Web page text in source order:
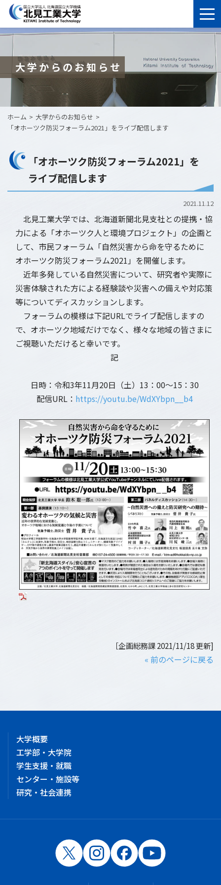
大学からのお知らせ
ホーム
大学からのお知らせ
「オホーツク防災フォーラム2021」をライブ配信します
「オホーツク防災フォーラム2021」を
ライブ配信します
2021.11.12
北見工業大学では、北海道新聞北見支社との提携・協
力による「オホーツク人と環境プロジェクト」の企画と
して、市民フォーラム「自然災害から命を守るために
オホーツク防災フォーラム2021」を開催します。
近年多発している自然災害について、研究者や実際に
災害体験された方による経験談や災害への備えや対応策
等についてディスカッションします。
フォーラムの模様は下記URLでライブ配信しますの
で、オホーツク地域だけでなく、様々な地域の皆さまに
ご視聴いただけると幸いです。
記
日時：令和3年11月20日（土）13：00～15：30
配信URL： https://youtu.be/WdXYbpn__b4
［企画総務課 2021/11/18 更新]
« 前のページに戻る
大学概要
工学部・大学院
学生支援・就職
センター・施設等
研究・社会連携